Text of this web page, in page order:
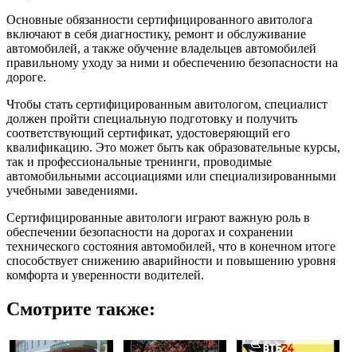
Основные обязанности сертифицированного авитолога
включают в себя диагностику, ремонт и обслуживание
автомобилей, а также обучение владельцев автомобилей
правильному уходу за ними и обеспечению безопасности на
дороге.
Чтобы стать сертифицированным авитологом, специалист
должен пройти специальную подготовку и получить
соответствующий сертификат, удостоверяющий его
квалификацию. Это может быть как образовательные курсы,
так и профессиональные тренинги, проводимые
автомобильными ассоциациями или специализированными
учебными заведениями.
Сертифицированные авитологи играют важную роль в
обеспечении безопасности на дорогах и сохранении
технического состояния автомобилей, что в конечном итоге
способствует снижению аварийности и повышению уровня
комфорта и уверенности водителей.
Смотрите также: